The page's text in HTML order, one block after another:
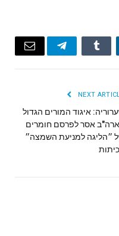
Tumblr
Telegram
Email
NEXT
איגוד המורים הגדול
אסר לפרסם חומרים
״הליגה למניעת השמצה״